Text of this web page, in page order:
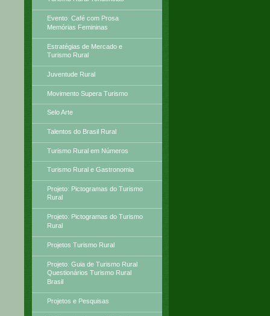
Evento: Café com Prosa
Memórias Femininas
Estratégias de Mercado e
Turismo Rural
Juventude Rural
Movimento Supera Turismo
Selo Arte
Talentos do Brasil Rural
Turismo Rural em Números
Turismo Rural e Gastronomia
Projeto: Pictogramas do Turismo
Rural
Projeto: Pictogramas do Turismo
Rural
Projetos Turismo Rural
Projeto: Guia de Turismo Rural
Questionários Turismo Rural
Brasil
Projetos e Pesquisas